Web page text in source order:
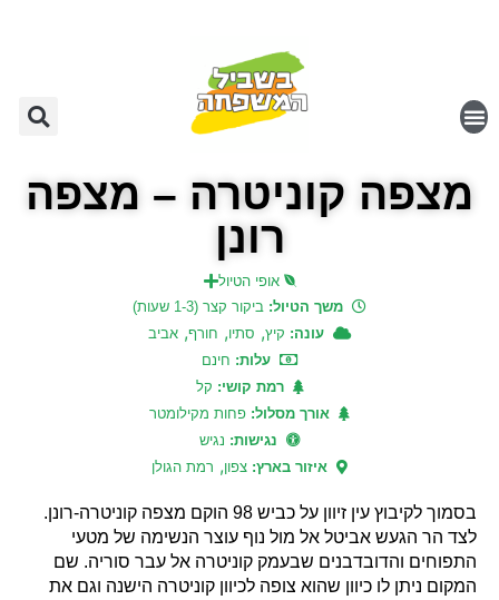
מצפה קוניטרה – מצפה
רונן
אופי הטיול
משך הטיול: ביקור קצר (1-3 שעות)
עונה: קיץ, סתיו, חורף, אביב
עלות: חינם
רמת קושי: קל
אורך מסלול: פחות מקילומטר
נגישות: נגיש
איזור בארץ: צפון, רמת הגולן
בסמוך לקיבוץ עין זיוון על כביש 98 הוקם מצפה קוניטרה-רונן.
לצד הר הגעש אביטל אל מול נוף עוצר הנשימה של מטעי
התפוחים והדובדבנים שבעמק קוניטרה אל עבר סוריה. שם
המקום ניתן לו כיוון שהוא צופה לכיוון קוניטרה הישנה וגם את